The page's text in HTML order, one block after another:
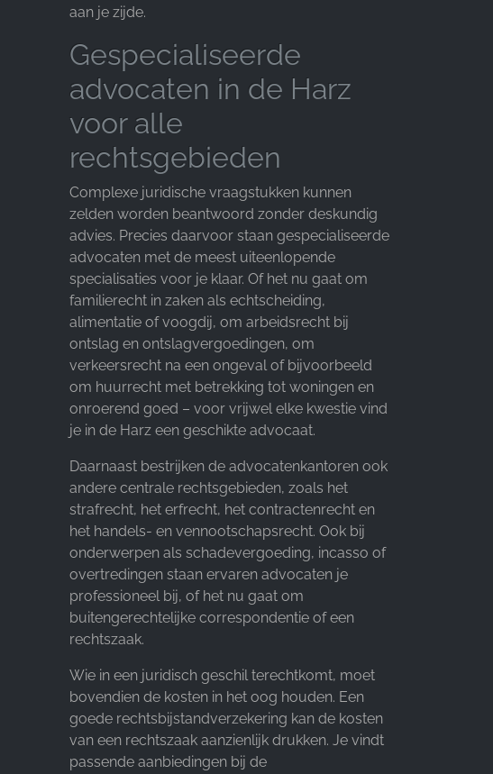
aan je zijde.
Gespecialiseerde
advocaten in de Harz
voor alle
rechtsgebieden
Complexe juridische vraagstukken kunnen
zelden worden beantwoord zonder deskundig
advies. Precies daarvoor staan gespecialiseerde
advocaten met de meest uiteenlopende
specialisaties voor je klaar. Of het nu gaat om
familierecht in zaken als echtscheiding,
alimentatie of voogdij, om arbeidsrecht bij
ontslag en ontslagvergoedingen, om
verkeersrecht na een ongeval of bijvoorbeeld
om huurrecht met betrekking tot woningen en
onroerend goed – voor vrijwel elke kwestie vind
je in de Harz een geschikte advocaat.
Daarnaast bestrijken de advocatenkantoren ook
andere centrale rechtsgebieden, zoals het
strafrecht, het erfrecht, het contractenrecht en
het handels- en vennootschapsrecht. Ook bij
onderwerpen als schadevergoeding, incasso of
overtredingen staan ervaren advocaten je
professioneel bij, of het nu gaat om
buitengerechtelijke correspondentie of een
rechtszaak.
Wie in een juridisch geschil terechtkomt, moet
bovendien de kosten in het oog houden. Een
goede rechtsbijstandverzekering kan de kosten
van een rechtszaak aanzienlijk drukken. Je vindt
passende aanbiedingen bij de